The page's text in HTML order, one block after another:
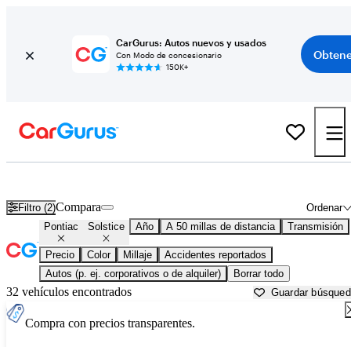
CarGurus: Autos nuevos y usados
Con Modo de concesionario
150K+
Filtro (2) Ordenar
Compara
Pontiac Solstice Año A 50 millas de distancia Transmisión
Precio Color Millaje
Accidentes reportados
Autos (p. ej. corporativos o de alquiler)
Borrar todo
32 vehículos encontrados Guardar
Compra con precios transparentes.